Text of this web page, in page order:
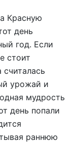
Красную
день
год. Если
стоит
считалась
урожай и
мудрость
день попали
раннюю